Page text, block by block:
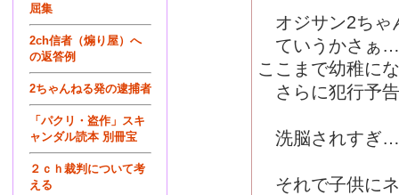
屈集
2ch信者（煽り屋）へ
の返答例
2ちゃんねる発の逮捕者
「パクリ・盗作」スキ
ャンダル読本 別冊宝
２ｃｈ裁判について考
える
オジサン2ちゃ
ていうかさぁ…
ここまで幼稚に
さらに犯行予
洗脳されすぎ
それで子供に